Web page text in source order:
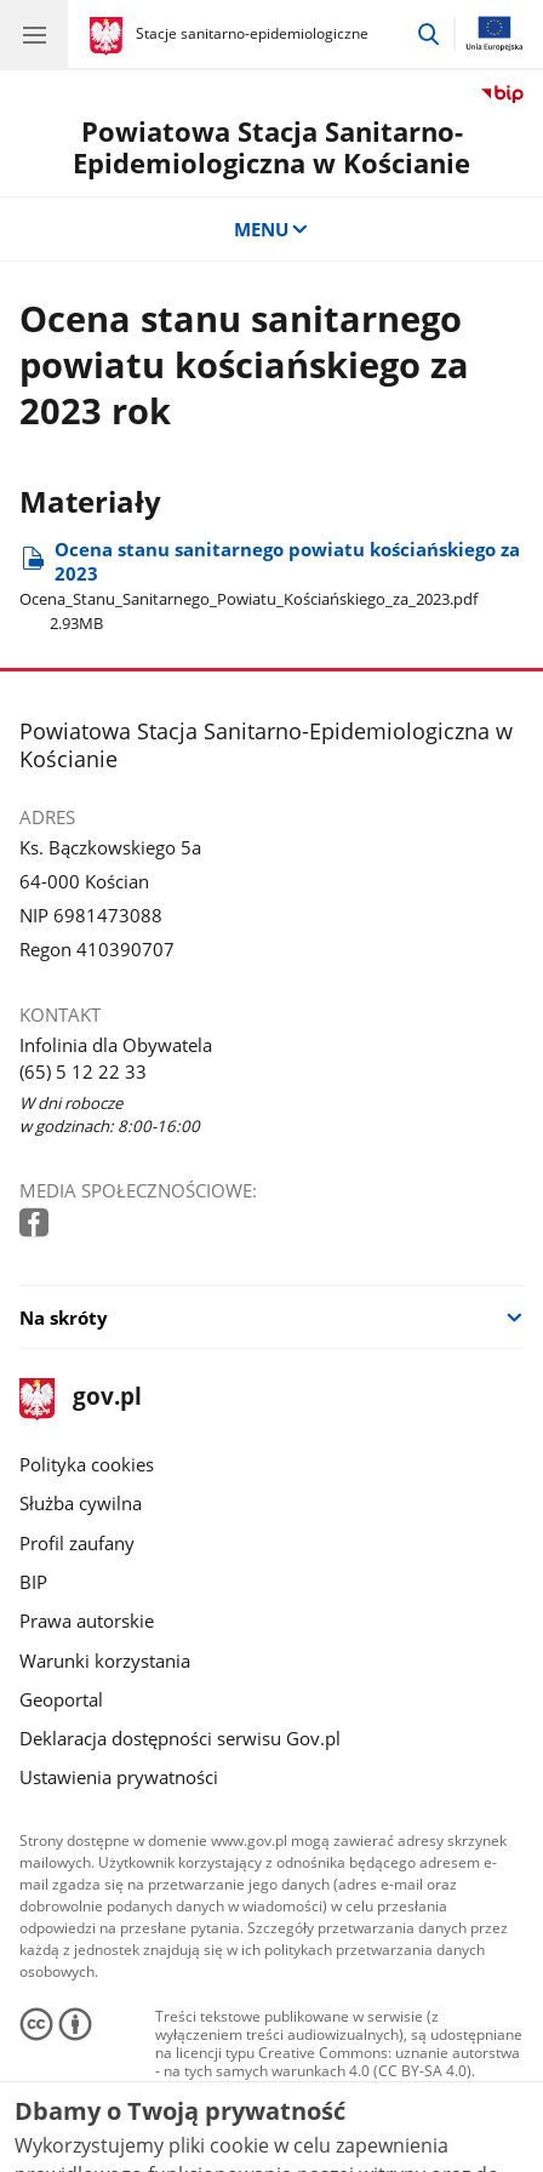
gov.pl
Stacje sanitarno-epidemiologiczne
gov.pl
Stacje
przejdź
Powiatowa Stacja Sanitarno-
Epidemiologiczna w Kościanie
MENU
Ocena stanu sanitarnego
powiatu kościańskiego za
2023 rok
Materiały
Ocena stanu sanitarnego powiatu kościańskiego za
2023
Ocena​_Stanu​_Sanitarnego​_Powiatu​_Kościańskiego​_za​_2023.pdf
2.93MB
stopka
Powiatowa Stacja Sanitarno-Epidemiologiczna w
Kościanie
ADRES
Ks. Bączkowskiego 5a
64-000 Kościan
NIP 6981473088
Regon 410390707
KONTAKT
Infolinia dla Obywatela
(65) 5 12 22 33
W dni robocze
w godzinach: 8:00-16:00
MEDIA SPOŁECZNOŚCIOWE:
Na skróty
stopka
gov.pl
Strona
gov.pl
gov.pl
Polityka cookies
Służba cywilna
Profil zaufany
BIP
Prawa autorskie
Warunki korzystania
Geoportal
Deklaracja dostępności serwisu Gov.pl
Ustawienia prywatności
Strony dostępne w domenie www.gov.pl mogą zawierać adresy skrzynek
mailowych. Użytkownik korzystający z odnośnika będącego adresem e-
mail zgadza się na przetwarzanie jego danych (adres e-mail oraz
dobrowolnie podanych danych w wiadomości) w celu przesłania
odpowiedzi na przesłane pytania. Szczegóły przetwarzania danych przez
każdą z jednostek znajdują się w ich politykach przetwarzania danych
osobowych.
Treści tekstowe publikowane w serwisie (z
wyłączeniem treści audiowizualnych), są udostępniane
na licencji typu Creative Commons: uznanie autorstwa
- na tych samych warunkach 4.0 (CC BY-SA 4.0).
Materiały audiowizualne, w tym zdjęcia, materiały
audio i wideo, są udostępniane na licencji typu
Creative Commons: uznanie autorstwa użycie
niekomercyjne - bez utworów zależnych 4.0 (CC BY-
NC-ND 4.0), o ile nie jest to stwierdzone inaczej.
Dbamy o Twoją prywatność
Wykorzystujemy pliki cookie w celu zapewnienia